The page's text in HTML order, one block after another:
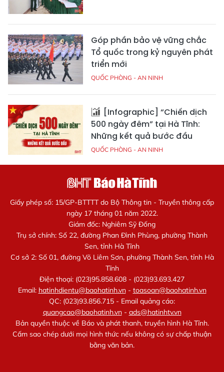
Góp phần bảo vệ vững chắc
Tổ quốc trong kỷ nguyên phát
triển mới
QUỐC PHÒNG - AN NINH
[Infographic] “Chiến dịch
500 ngày đêm” tại Hà Tĩnh:
Những kết quả bước đầu
QUỐC PHÒNG - AN NINH
Giấy phép số: 15/GP-BTTTT do Bộ Thông tin - Truyền thông cấp
ngày 17 tháng 01 năm 2022.
Giám đốc: Nghiêm Sỹ Đống
Trụ sở chính: Số 22, đường Phan Đình Phùng, phường Thành
Sen, tỉnh Hà Tĩnh
Cơ sở 2: Số 01, đường Võ Liêm Sơn, phường Thành Sen, tỉnh Hà
Tĩnh
Điện thoại: (023)95.858.608 - (023)93.693.427
Email: hatinhdientu@baohatinh.vn- toasoan@baohatinh.vn
QC: (023)93.856.715 - Email quảng cáo:
quangcao@baohatinh.vn- ads@hatinhtv.vn
Bản quyền thuộc về Báo và phát thanh, truyền hình Hà Tĩnh.
Cấm sao chép dưới mọi hình thức nếu không có sự chấp thuận
bằng văn bản.